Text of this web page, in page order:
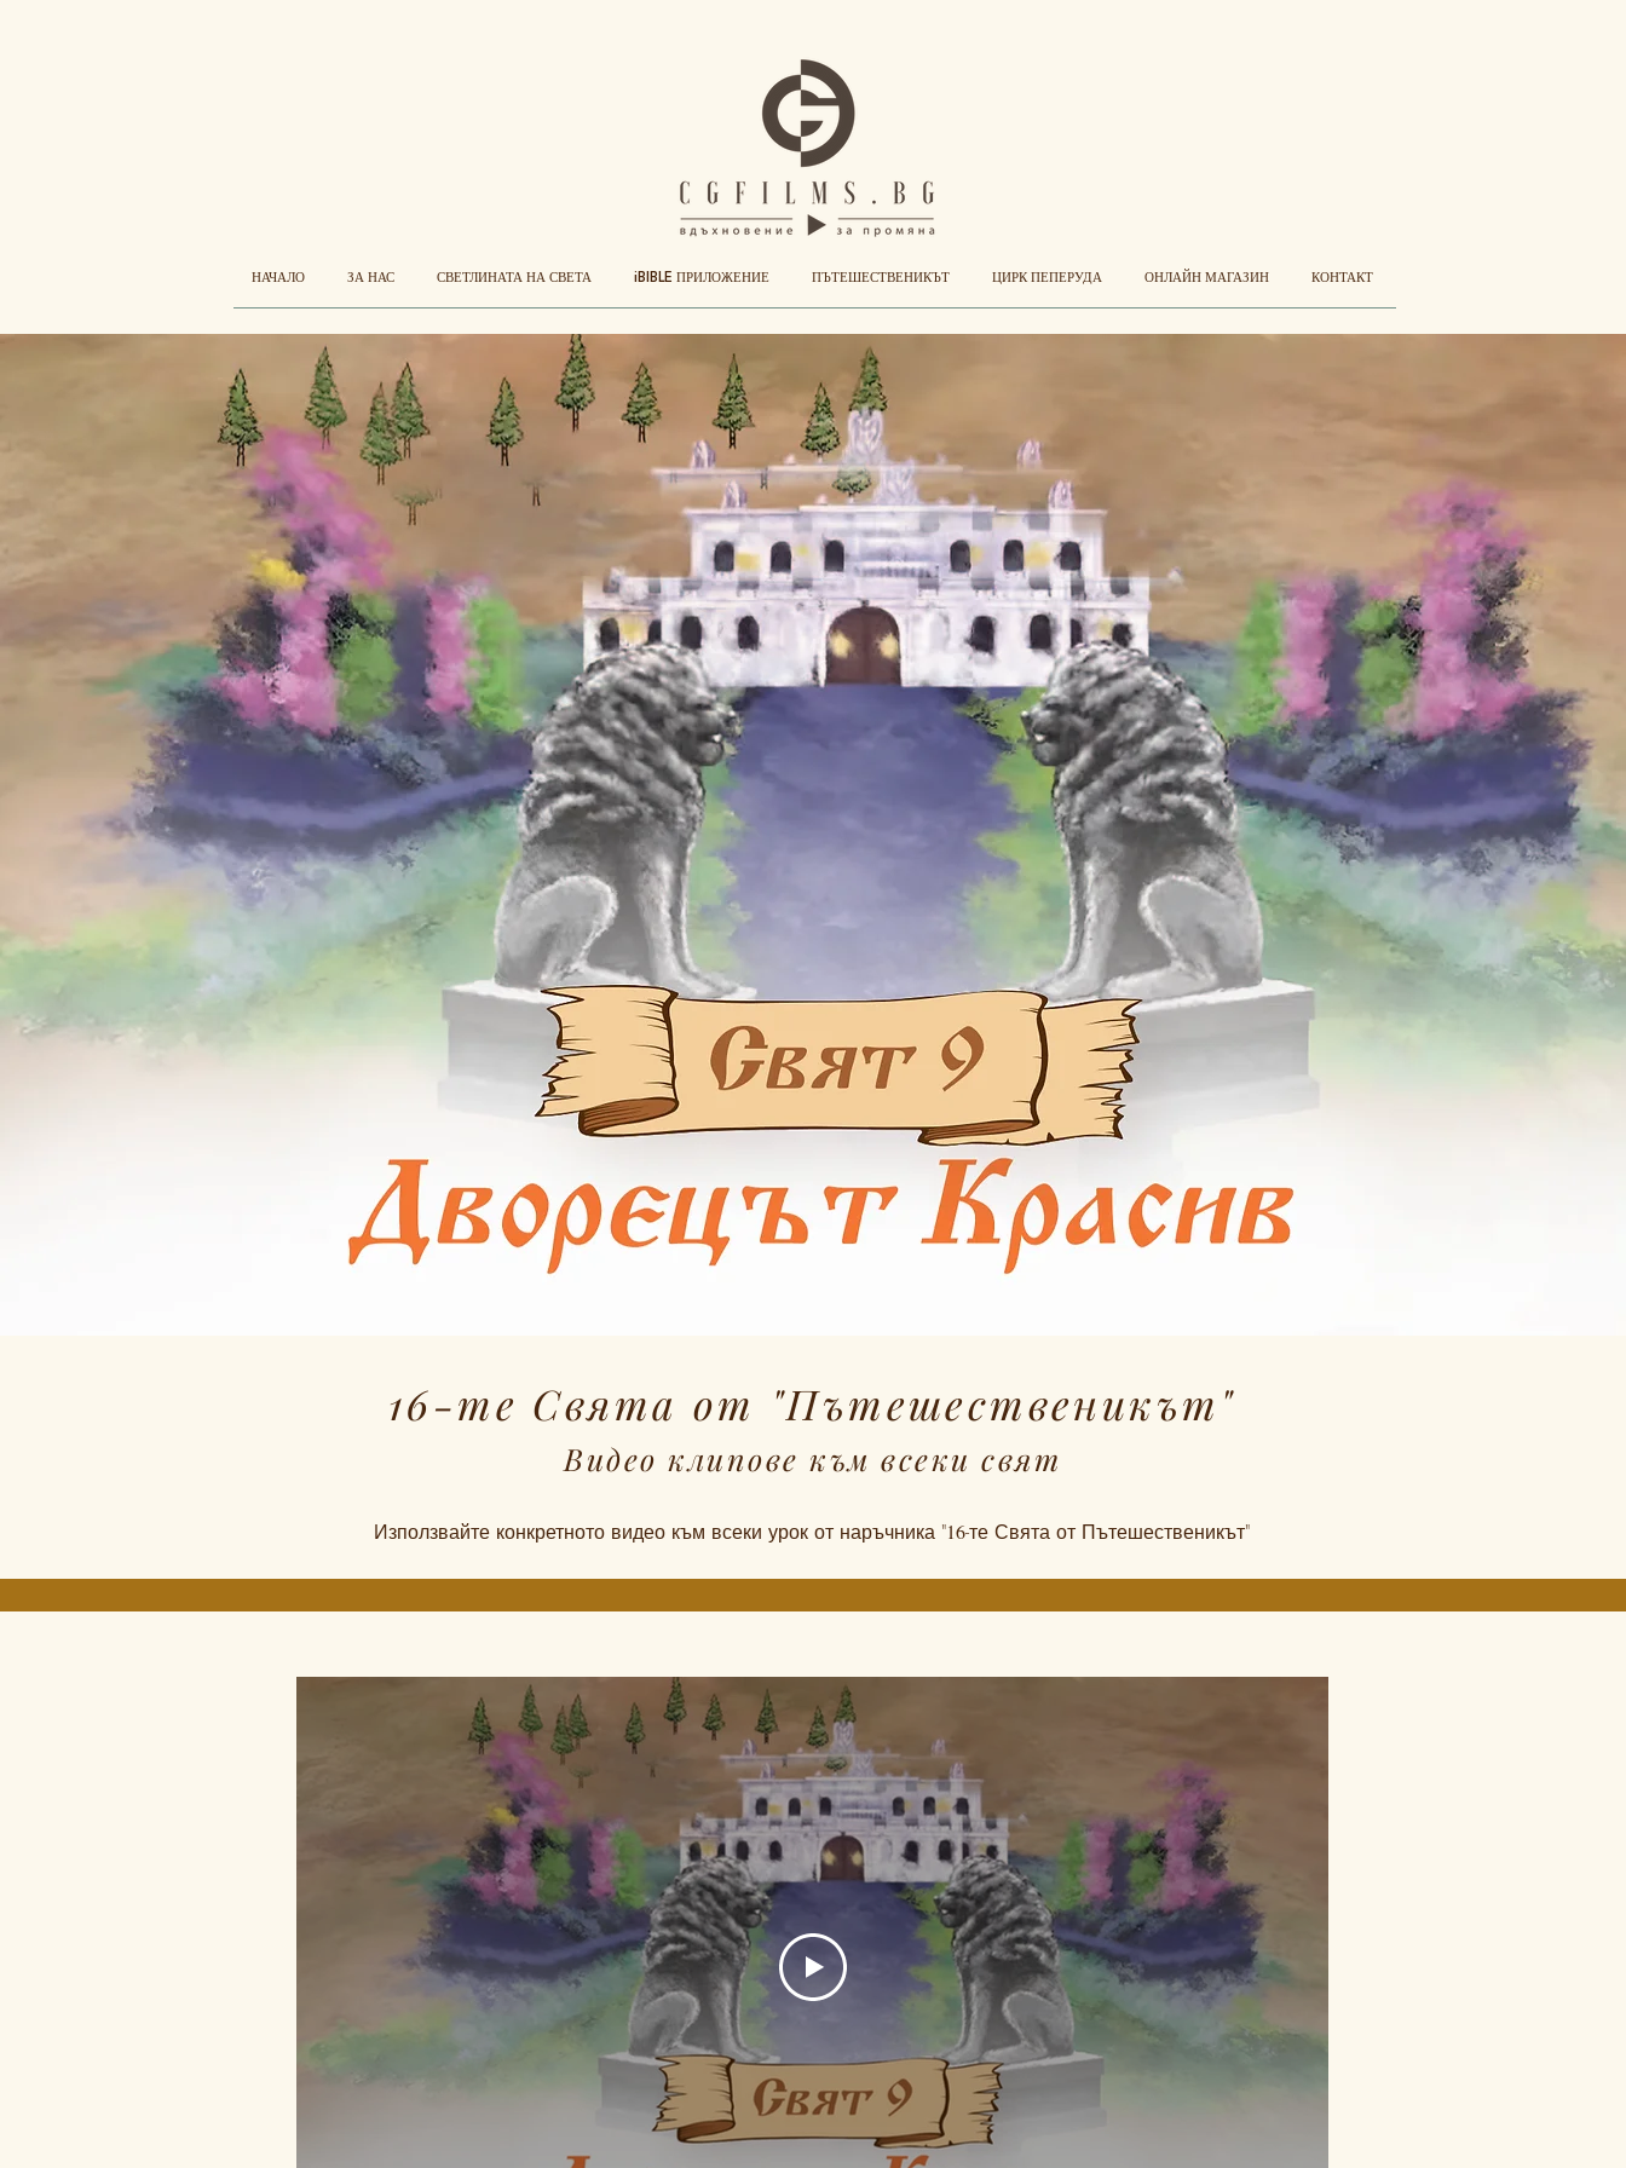
НАЧАЛО ЗА НАС СВЕТЛИНАТА НА СВЕТА iBIBLE ПРИЛОЖЕНИЕ ПЪТЕШЕСТВЕНИКЪТ ЦИРК ПЕПЕРУДА ОНЛАЙН МАГАЗИН КОНТАКТ
16-те Свята от "Пътешественикът"
Видео клипове към всеки свят
Използвайте конкретното видео към всеки урок от наръчника "16-те Свята от Пътешественикът"